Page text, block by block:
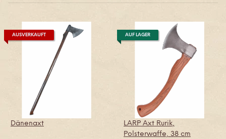
AUSVERKAUFT
Dänenaxt
AUF LAGER
LARP Axt Rurik,
Polsterwaffe, 38 cm